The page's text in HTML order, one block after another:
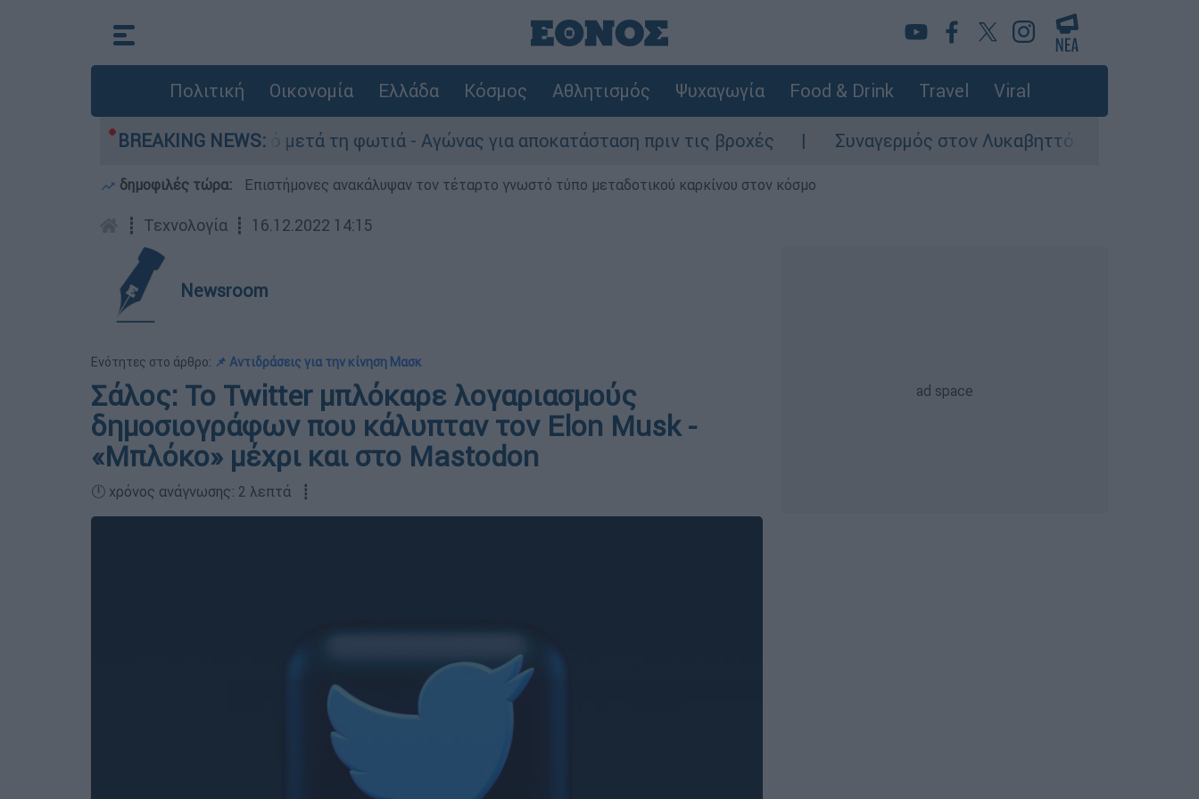
Πολιτική Οικονομία Ελλάδα Κόσμος Αθλητισμός Ψυχαγωγία Food & Drink Travel Viral
BREAKING NEWS:
στο Πόρτο Γερμανό μετά τη φωτιά - Αγώνας για αποκατάσταση πριν τις βροχές Συναγερμός στον Λυκαβηττό: Σορός σε
δημοφιλές τώρα: Επιστήμονες ανακάλυψαν τον τέταρτο γνωστό τύπο μεταδοτικού καρκίνου στον κόσμο
┋ Τεχνολογία ┋ 16.12.2022 14:15
Newsroom
Ενότητες στο άρθρο: 📌 Αντιδράσεις για την κίνηση Μασκ
Σάλος: Το Twitter μπλόκαρε λογαριασμούς
δημοσιογράφων που κάλυπταν τον Elon Musk -
«Μπλόκο» μέχρι και στο Mastodon
🕛 χρόνος ανάγνωσης: 2 λεπτά ┋